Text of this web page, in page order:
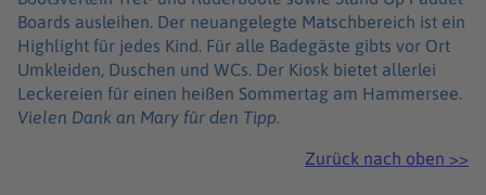
Boards ausleihen. Der neuangelegte Matschbereich ist ein
Highlight für jedes Kind. Für alle Badegäste gibts vor Ort
Umkleiden, Duschen und WCs. Der Kiosk bietet allerlei
Leckereien für einen heißen Sommertag am Hammersee.
Vielen Dank an Mary für den Tipp.
Zurück nach oben >>